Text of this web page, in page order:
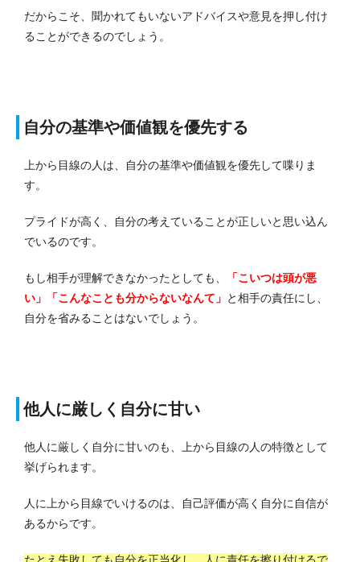
だからこそ、聞かれてもいないアドバイスや意見を押し付け
ることができるのでしょう。
自分の基準や価値観を優先する
上から目線の人は、自分の基準や価値観を優先して喋りま
す。
プライドが高く、自分の考えていることが正しいと思い込ん
でいるのです。
もし相手が理解できなかったとしても、
「こいつは頭が悪
い」「こんなことも分からないなんて」 と相手の責任にし、
自分を省みることはないでしょう。
他人に厳しく自分に甘い
他人に厳しく自分に甘いのも、上から目線の人の特徴として
挙げられます。
人に上から目線でいけるのは、自己評価が高く自分に自信が
あるからです。
たとえ失敗しても自分を正当化し、人に責任を擦り付けるで